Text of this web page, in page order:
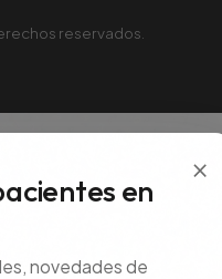
reservados.
×
en
novedades de